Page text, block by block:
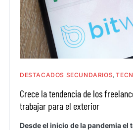
DESTACADOS SECUNDARIOS
Crece la tendencia de los
trabajar para el exterior
Desde el inicio de la pandemia el